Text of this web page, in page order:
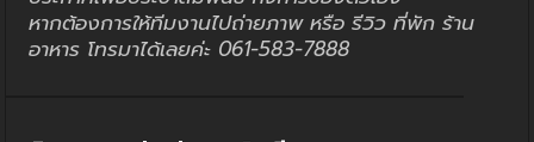
หากต้องการให้ทีมงานไปถ่ายภาพ หรือ รีวิว ที่พัก ร้าน
อาหาร โทรมาได้เลยค่ะ 061-583-7888